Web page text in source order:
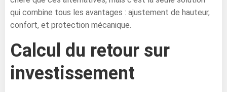
qui combine tous les avantages : ajustement de hauteur,
confort, et protection mécanique.
Calcul du retour sur
investissement